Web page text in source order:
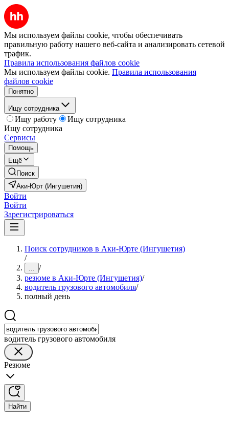
Мы используем файлы cookie, чтобы обеспечивать
правильную работу нашего веб-сайта и анализировать сетевой
трафик.
Правила использования файлов cookie
Мы используем файлы cookie. Правила использования
файлов cookie
Понятно
Ищу сотрудника
Ищу работу
Ищу сотрудника
Ищу сотрудника
Сервисы
Помощь
Ещё
Поиск
Аки-Юрт (Ингушетия)
Войти
Войти
Зарегистрироваться
Поиск сотрудников в Аки-Юрте (Ингушетия)
/
... /
резюме в Аки-Юрте (Ингушетия)/
водитель грузового автомобиля/
полный день
водитель грузового автомобиля
Резюме
Найти